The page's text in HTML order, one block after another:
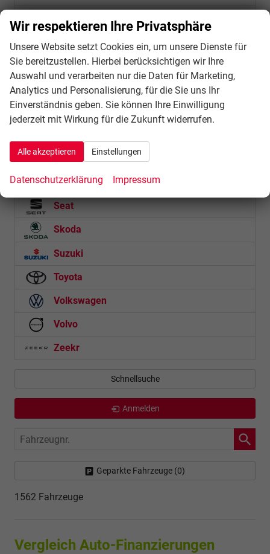
KGM
Lynk & Co
MAN
MG
Omoda
Peugeot
Seat
Skoda
Suzuki
Toyota
Volkswagen
Volvo
Zeekr
Schnellsuche
Anmelden
Fahrzeugnr.
Geparkte Fahrzeuge (0)
1562 Fahrzeuge
Vergleich Auto-Finanzierungen
Wir respektieren Ihre Privatsphäre
Unsere Website setzt Cookies ein, um unsere Dienste für
Sie bereitzustellen. Hierbei berücksichtigen wir Ihre
Auswahl und verarbeiten nur die Daten für Marketing,
Analytics und Personalisierung, für die Sie uns Ihr
Einverständnis geben. Sie können Ihre Einwilligung
jederzeit mit Wirkung für die Zukunft widerrufen.
Alle akzeptieren Einstellungen
Datenschutzerklärung Impressum